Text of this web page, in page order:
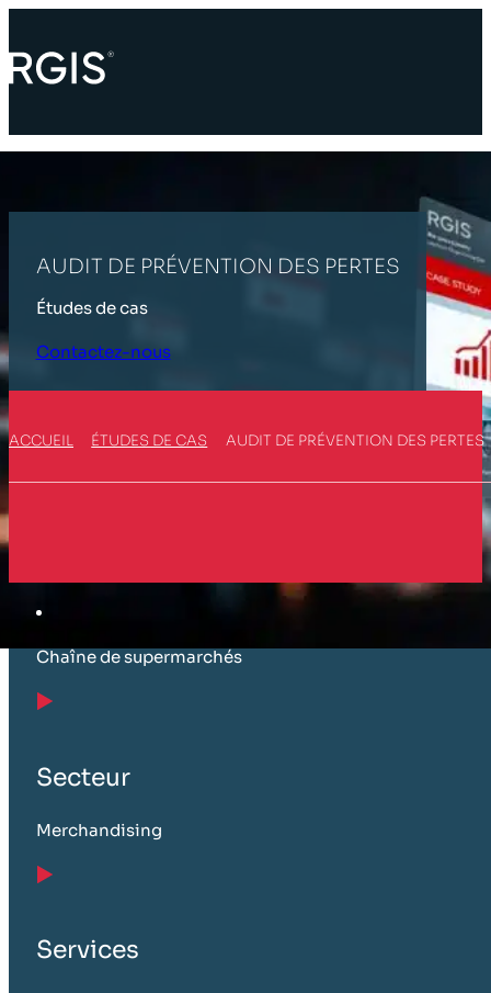
AUDIT DE PRÉVENTION DES PERTES
Études de cas
Contactez-nous
ACCUEIL ÉTUDES DE CAS AUDIT DE PRÉVENTION DES PERTES
Chaîne de supermarchés
Secteur
Merchandising
Services